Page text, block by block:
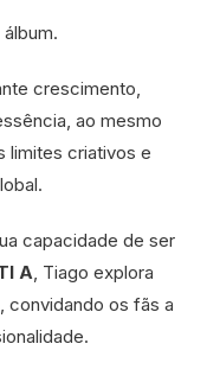
crescimento,
ao mesmo
limites criativos e
capacidade de ser
A, Tiago explora
convidando os fãs a